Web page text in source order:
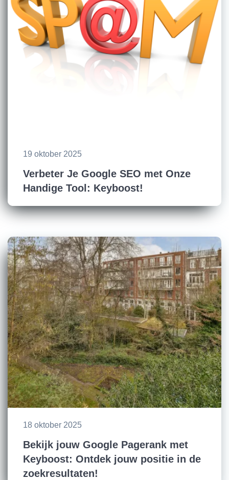
19 oktober 2025
Verbeter Je Google SEO met Onze
Handige Tool: Keyboost!
18 oktober 2025
Bekijk jouw Google Pagerank met
Keyboost: Ontdek jouw positie in de
zoekresultaten!